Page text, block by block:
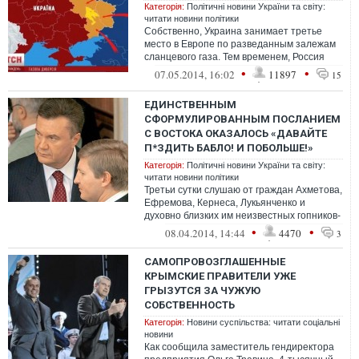
Категорія: Політичні новини України та світу:
читати новини політики
Собственно, Украина занимает третье
место в Европе по разведанным залежам
сланцевого газа. Тем временем, Россия
запустила кампанию по дискредитации
07.05.2014, 16:02 • 11897 • 15
ЕДИНСТВЕННЫМ
СФОРМУЛИРОВАННЫМ ПОСЛАНИЕМ
С ВОСТОКА ОКАЗАЛОСЬ «ДАВАЙТЕ
П*ЗДИТЬ БАБЛО! И ПОБОЛЬШЕ!»
Категорія: Політичні новини України та світу:
читати новини політики
Третьи сутки слушаю от граждан Ахметова,
Ефремова, Кернеса, Лукьянченко и
духовно близких им неизвестных гопников-
сепаратистов про то, что люди на Вос...
08.04.2014, 14:44 • 4470 • 3
САМОПРОВОЗГЛАШЕННЫЕ
КРЫМСКИЕ ПРАВИТЕЛИ УЖЕ
ГРЫЗУТСЯ ЗА ЧУЖУЮ
СОБСТВЕННОСТЬ
Категорія: Новини суспільства: читати соціальні
новини
Как сообщила заместитель гендиректора